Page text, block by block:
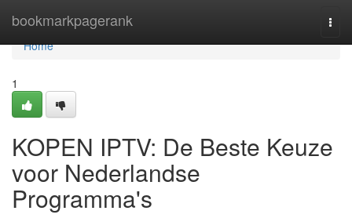
bookmarkpagerank
Home
Home
1
KOPEN IPTV: De Beste Keuze
voor Nederlandse
Programma's